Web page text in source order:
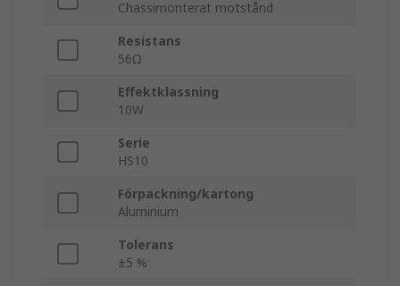
Chassimonterat motstånd
Resistans
56Ω
Effektklassning
10W
Serie
HS10
Förpackning/kartong
Aluminium
Tolerans
±5 %